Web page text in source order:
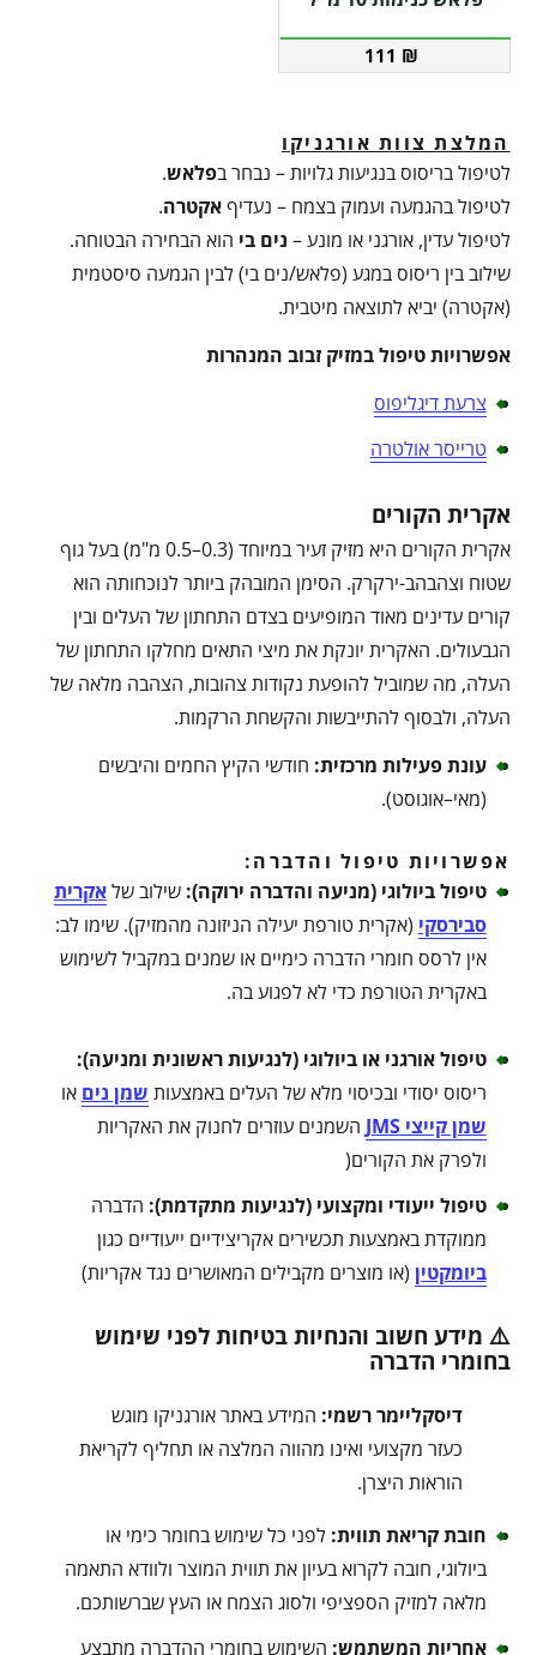
111 ₪
המלצת צוות אורגניקו
לטיפול בריסוס בנגיעות גלויות – נבחר בפלאש.
לטיפול בהגמעה ועמוק בצמח – נעדיףאקטרה.
לטיפול עדין, אורגני או מונע – נים בי הוא הבחירה הבטוחה.
שילוב בין ריסוס במגע (פלאש/נים בי) לבין הגמעה סיסטמית
(אקטרה) יביא לתוצאה מיטבית.
אפשרויות טיפול במזיק זבוב המנהרות
צרעת דיגליפוס
טרייסר אולטרה
אקרית הקורים
אקרית הקורים היא מזיק זעיר במיוחד (0.3–0.5 מ"מ) בעל גוף
שטוח וצהבהב-ירקרק. הסימן המובהק ביותר לנוכחותה הוא
קורים עדינים מאוד המופיעים בצדם התחתון של העלים ובין
הגבעולים. האקרית יונקת את מיצי התאים מחלקו התחתון של
העלה, מה שמוביל להופעת נקודות צהובות, הצהבה מלאה של
העלה, ולבסוף להתייבשות והקשחת הרקמות.
עונת פעילות מרכזית: חודשי הקיץ החמים והיבשים
(מאי–אוגוסט).
אפשרויות טיפול והדברה:
טיפול ביולוגי (מניעה והדברה ירוקה): שילוב שלאקרית
סבירסקי (אקרית טורפת יעילה הניזונה מהמזיק). שימו לב:
אין לרסס חומרי הדברה כימיים או שמנים במקביל לשימוש
באקרית הטורפת כדי לא לפגוע בה.
טיפול אורגני או ביולוגי (לנגיעות ראשונית ומניעה):
ריסוס יסודי ובכיסוי מלא של העלים באמצעות שמן נים או
שמן קייצי JMS
השמנים עוזרים לחנוק את האקריות
ולפרק את הקורים(
טיפול ייעודי ומקצועי (לנגיעות מתקדמת): הדברה
ממוקדת באמצעות תכשירים אקריצידיים ייעודיים כגון
ביומקטין (או מוצרים מקבילים המאושרים נגד אקריות)
⚠️ מידע חשוב והנחיות בטיחות לפני שימוש
בחומרי הדברה
דיסקליימר רשמי: המידע באתר אורגניקו מוגש
כעזר מקצועי ואינו מהווה המלצה או תחליף לקריאת
הוראות היצרן.
חובת קריאת תווית: לפני כל שימוש בחומר כימי או
ביולוגי, חובה לקרוא בעיון את תווית המוצר ולוודא התאמה
מלאה למזיק הספציפי ולסוג הצמח או העץ שברשותכם.
אחריות המשתמש: השימוש בחומרי ההדברה מתבצע